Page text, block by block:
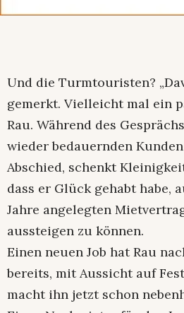
Und die Turmtouristen?
gemerkt. Vielleicht mal ein
Rau. Während des
wieder bedauernden
Abschied, schenkt
dass er Glück gehabt habe,
Jahre angelegten
aussteigen zu können.
Einen neuen Job hat Rau
bereits, mit Aussicht auf
macht ihn jetzt schon